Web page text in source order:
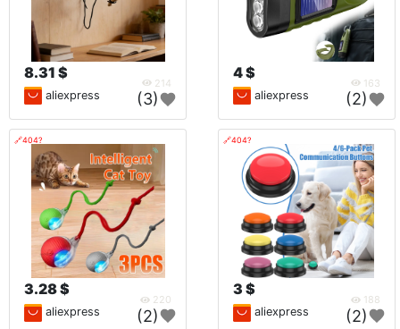
8.31 $
214
aliexpress (3)
4 $
163
aliexpress (2)
🔗404?
3.28 $
220
aliexpress (2)
🔗404?
3 $
188
aliexpress (2)